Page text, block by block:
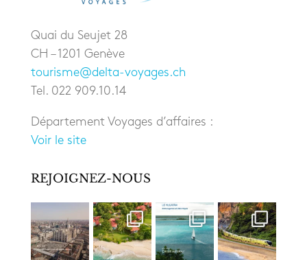
Quai du Seujet 28
CH – 1201 Genève
tourisme@delta-voyages.ch
Tel. 022 909.10.14
Département Voyages d’affaires :
Voir le site
REJOIGNEZ-NOUS